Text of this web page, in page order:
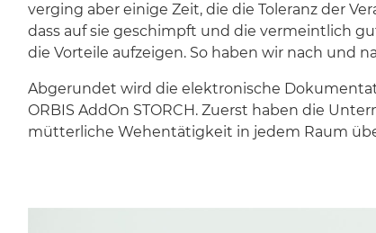
verging aber einige Zeit, die die Toleranz der
dass auf sie geschimpft und die vermeintlich
die Vorteile aufzeigen. So haben wir nach und
Abgerundet wird die elektronische
ORBIS AddOn STORCH. Zuerst haben die
mütterliche Wehentätigkeit in jedem Raum